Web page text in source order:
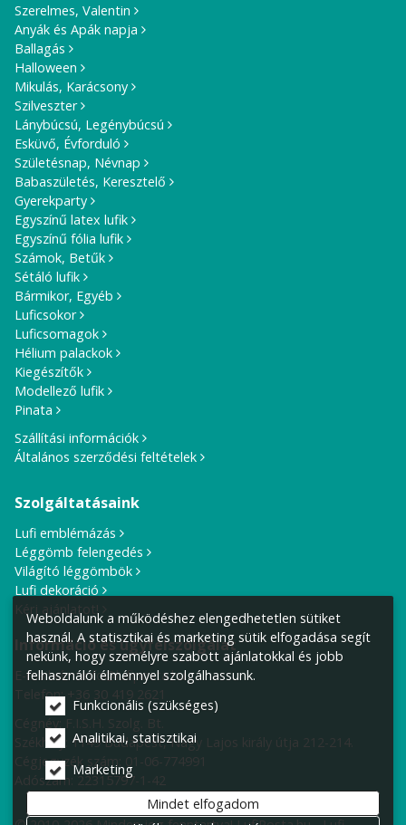
Szerelmes, Valentin
Anyák és Apák napja
Ballagás
Halloween
Mikulás, Karácsony
Szilveszter
Lánybúcsú, Legénybúcsú
Esküvő, Évforduló
Születésnap, Névnap
Babaszületés, Keresztelő
Gyerekparty
Egyszínű latex lufik
Egyszínű fólia lufik
Számok, Betűk
Sétáló lufik
Bármikor, Egyéb
Luficsokor
Luficsomagok
Hélium palackok
Kiegészítők
Modellező lufik
Pinata
Szállítási információk
Általános szerződési feltételek
Szolgáltatásaink
Lufi emblémázás
Léggömb felengedés
Világító léggömbök
Lufi dekoráció
Kérj ajánlatot!
Információ és ügyfélszolgálat
E-mail cím:info@lufiposta.hu
Telefon:+36 30 419 2621
Cégnév: F.I.S.H. Szolg. Bt.
Székhely: 1149 Budapest, Nagy Lajos király útja 212-214.
Cégjegyzék szám: 01-06-774991
Adószám: 22315797-1-42
Weboldalunk a működéshez elengedhetetlen sütiket
használ. A statisztikai és marketing sütik elfogadása segít
nekünk, hogy személyre szabott ajánlatokkal és jobb
felhasználói élménnyel szolgálhassunk.
Funkcionális (szükséges)
Analitikai, statisztikai
Marketing
Mindet elfogadom